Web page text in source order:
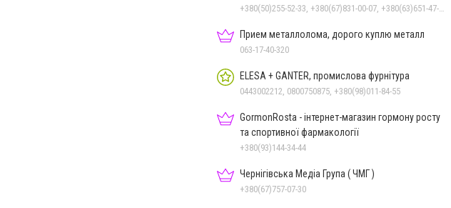
Прием металлолома, дорого куплю металл
063-17-40-320
ELESA + GANTER, промислова фурнітура
0443002212, 0800750875, +380(98)011-84-55
GormonRosta - інтернет-магазин гормону росту
та спортивної фармакології
+380(93)144-34-44
Чернігівська Медіа Група ( ЧМГ )
+380(67)757-07-30